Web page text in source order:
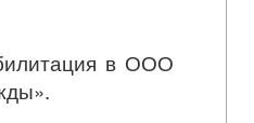
в ООО